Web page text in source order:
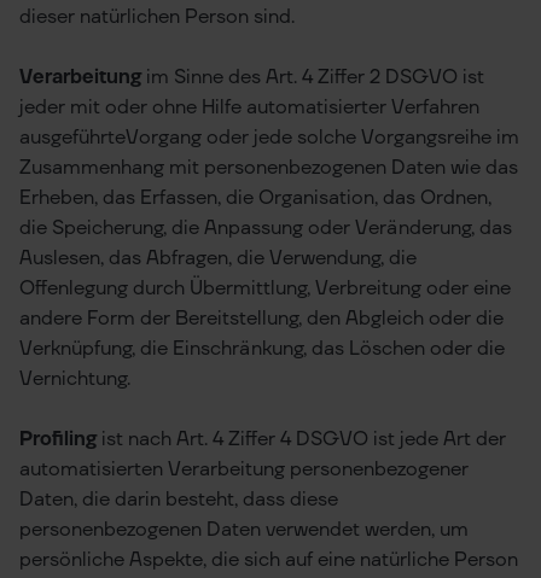
dieser natürlichen Person sind.
Verarbeitung im Sinne des Art. 4 Ziffer 2 DSGVO ist
jeder mit oder ohne Hilfe automatisierter Verfahren
ausgeführteVorgang oder jede solche Vorgangsreihe im
Zusammenhang mit personenbezogenen Daten wie das
Erheben, das Erfassen, die Organisation, das Ordnen,
die Speicherung, die Anpassung oder Veränderung, das
Auslesen, das Abfragen, die Verwendung, die
Offenlegung durch Übermittlung, Verbreitung oder eine
andere Form der Bereitstellung, den Abgleich oder die
Verknüpfung, die Einschränkung, das Löschen oder die
Vernichtung.
Profiling ist nach Art. 4 Ziffer 4 DSGVO ist jede Art der
automatisierten Verarbeitung personenbezogener
Daten, die darin besteht, dass diese
personenbezogenen Daten verwendet werden, um
persönliche Aspekte, die sich auf eine natürliche Person